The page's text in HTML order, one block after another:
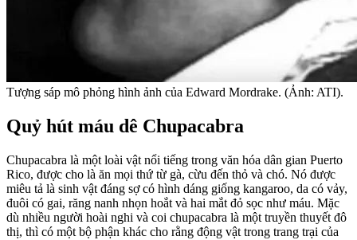
Tượng sáp mô phỏng hình ảnh của Edward Mordrake. (Ảnh: ATI).
Quỷ hút máu dê Chupacabra
Chupacabra là một loài vật nổi tiếng trong văn hóa dân gian Puerto
Rico, được cho là ăn mọi thứ từ gà, cừu đến thỏ và chó. Nó được
miêu tả là sinh vật đáng sợ có hình dáng giống kangaroo, da có vảy,
đuôi có gai, răng nanh nhọn hoắt và hai mắt đỏ sọc như máu. Mặc
dù nhiều người hoài nghi và coi chupacabra là một truyền thuyết đô
thị, thì có một bộ phận khác cho rằng động vật trong trang trại của